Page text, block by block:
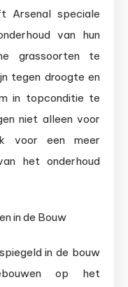
Arsenal speciale
van hun
grassoorten te
tegen droogte en
in topconditie te
niet alleen voor
voor een meer
het onderhoud
in de Bouw
in de bouw
op het